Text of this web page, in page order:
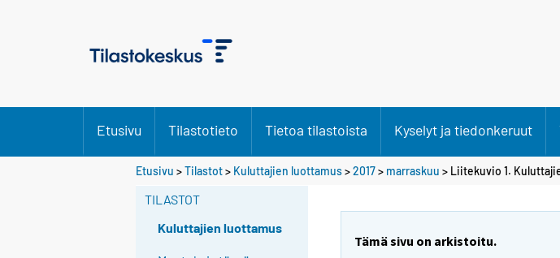
Etusivu Tilastotieto Tietoa tilastoista Kyselyt ja tiedonkeruut
Etusivu >Tilastot> Kuluttajien luottamus>2017> marraskuu > Liitekuvio 1.
TILASTOT
Kuluttajien luottamus
Tämä sivu on arkistoitu.